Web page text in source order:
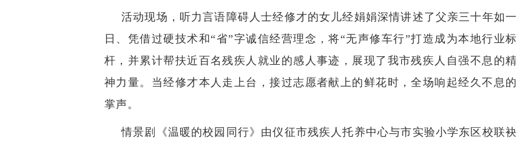
活动现场，听力言语障碍人士经修才的女儿经娟娟深情讲述了父亲三十年如一
日、凭借过硬技术和 “省”字诚信经营理念，将“无声修车行”打造成为本地行业标
杆，并累计帮扶近百名残疾人就业的感人事迹，展现了我市残疾人自强不息的精
神力量。当经修才本人走上台，接过志愿者献上的鲜花时，全场响起经久不息的
掌声。
情景剧《温暖的校园同行》由仪征市残疾人托养中心与市实验小学东区校联袂